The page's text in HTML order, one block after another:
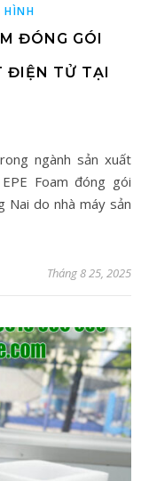
ĐÓNG GÓI
ĐIỆN TỬ TẠI
Foam đóng gói
do nhà máy sản
Tháng 8 25, 2025